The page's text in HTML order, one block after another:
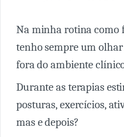
Na minha rotina como
tenho sempre um
fora do ambiente
Durante as terapias
posturas, exercícios,
mas e depois?